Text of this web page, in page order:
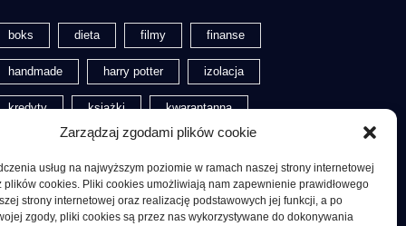
Zarządzaj zgodami plików cookie
usług na najwyższym poziomie w ramach naszej strony internetowej
plików cookies. Pliki cookies umożliwiają nam zapewnienie prawidłowego
strony internetowej oraz realizację podstawowych jej funkcji, a po
zgody, pliki cookies są przez nas wykorzystywane do dokonywania
boks dieta filmy finanse
handmade harry potter izolacja
kredyty książki kwarantanna
pieniądze
sklep z rękodziełem